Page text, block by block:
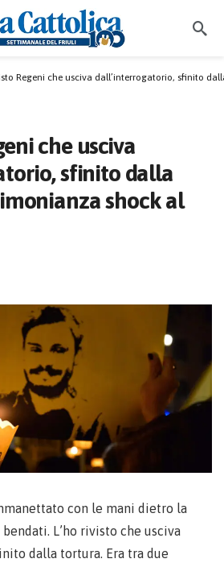
Regeni che usciva dall’interrogatorio, sfinito
che usciva
sfinito dalla
shock al
con le mani dietro la
L’ho rivisto che usciva
dalla tortura. Era tra due